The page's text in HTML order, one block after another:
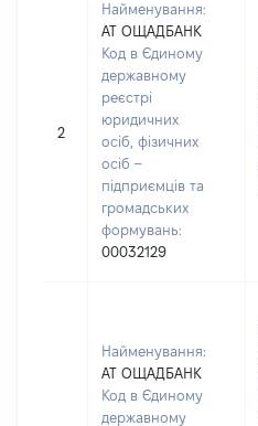
2
Найменування:
АТ ОЩАДБАНК
Код в Єдиному
державному
реєстрі
юридичних
осіб, фізичних
осіб –
підприємців та
громадських
формувань:
00032129
Найменування:
АТ ОЩАДБАНК
Код в Єдиному
державному